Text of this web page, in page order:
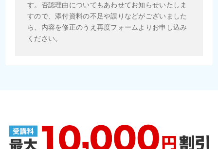
す。否認理由についてもあわせてお知らせいたしま
すので、添付資料の不足や誤りなどがございました
ら、内容を修正のうえ再度フォームよりお申し込み
ください。